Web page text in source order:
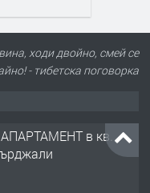
ходи двойно, смей се
- тибетска поговорка
в кв.